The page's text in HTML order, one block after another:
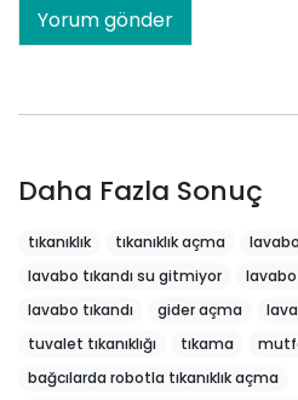
Daha Fazla Sonuç
tıkanıklık tıkanıklık açma
lavabo tıkandı su gitmiyor
lavabo
lavabo tıkandı
gider açma
tuvalet tıkanıklığı
tıkama
bağcılarda robotla tıkanıklık açma